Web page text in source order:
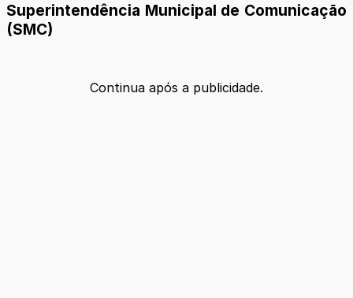
Superintendência Municipal de Comunicação
(SMC)
Continua após a publicidade.